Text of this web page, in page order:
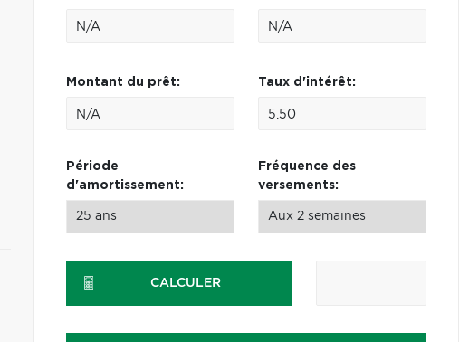
Montant du prêt: Taux d'intérêt:
Période
d'amortissement:
Fréquence des
versements:
CALCULER